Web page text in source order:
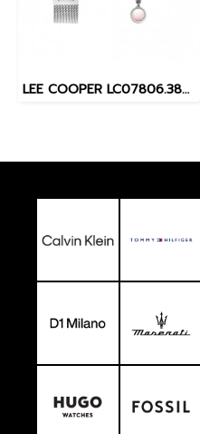
LEE COOPER LC07806.380 36 MM. นาฬิกาข้อมือผู้หญิง สี Silver